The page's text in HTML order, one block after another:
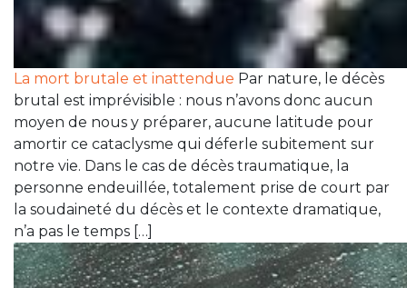
La mort brutale et inattendue Par nature, le décès
brutal est imprévisible : nous n’avons donc aucun
moyen de nous y préparer, aucune latitude pour
amortir ce cataclysme qui déferle subitement sur
notre vie. Dans le cas de décès traumatique, la
personne endeuillée, totalement prise de court par
la soudaineté du décès et le contexte dramatique,
n’a pas le temps […]